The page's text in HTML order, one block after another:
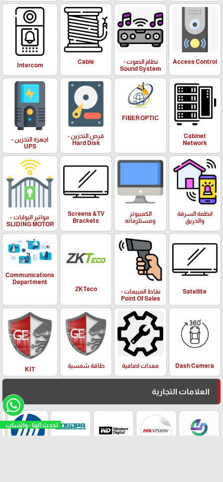
تحدث الينا - واتساب
Access Control
نظام الصوت -
Sound System
Cable
Intercom
Cabinet
Network
FIBER OPTIC
قرص التخزين -
Hard Disk
اجهزة التخزين -
UPS
انظمة السرقة
والحريق
الكمبيوتر
ومستلزماته
Screens &TV
Brackets
مواتير البوابات -
SLIDING MOTOR
Satellite
نقاط المبيعات -
Point Of Sales
ZKTeco
Communications
Department
Dash Camera معدات اضافية طاقة شمسية KIT
العلامات التجارية